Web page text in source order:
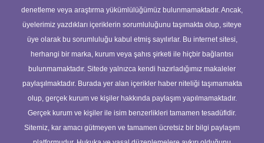
denetleme veya araştırma yükümlülüğümüz bulunmamaktadır. Ancak,
üyelerimiz yazdıkları içeriklerin sorumluluğunu taşımakta olup, siteye
üye olarak bu sorumluluğu kabul etmiş sayılırlar. Bu internet sitesi,
herhangi bir marka, kurum veya şahıs şirketi ile hiçbir bağlantısı
bulunmamaktadır. Sitede yalnızca kendi hazırladığımız makaleler
paylaşılmaktadır. Burada yer alan içerikler haber niteliği taşımamakta
olup, gerçek kurum ve kişiler hakkında paylaşım yapılmamaktadır.
Gerçek kurum ve kişiler ile isim benzerlikleri tamamen tesadüfidir.
Sitemiz, kar amacı gütmeyen ve tamamen ücretsiz bir bilgi paylaşım